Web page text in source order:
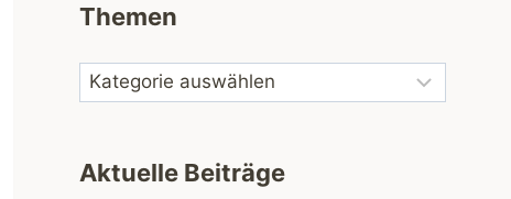
Themen
Aktuelle Beiträge